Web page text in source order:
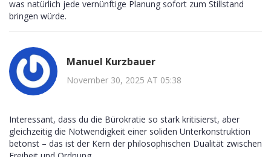
was natürlich jede vernünftige Planung sofort zum Stillstand
bringen würde.
Manuel Kurzbauer
November 30, 2025 AT 05:38
Interessant, dass du die Bürokratie so stark kritisierst, aber
gleichzeitig die Notwendigkeit einer soliden Unterkonstruktion
betonst – das ist der Kern der philosophischen Dualität zwischen